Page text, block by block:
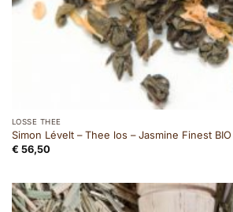
LOSSE THEE
Simon Lévelt – Thee los – Jasmine Finest BIO
€ 56,50